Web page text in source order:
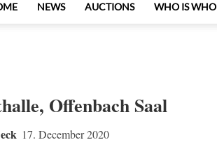
NEWS AUCTIONS WHO IS WHO
Offenbach Saal
17. December 2020